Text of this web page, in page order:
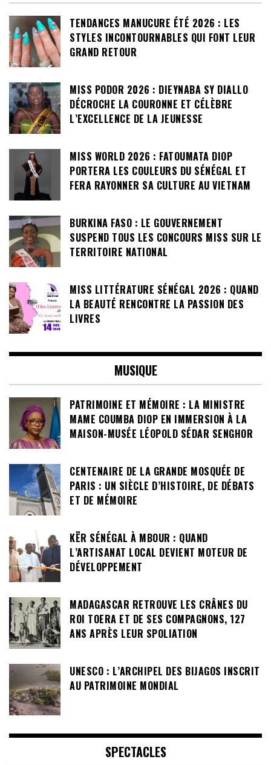
TENDANCES MANUCURE ÉTÉ 2026 : LES
STYLES INCONTOURNABLES QUI FONT LEUR
GRAND RETOUR
MISS PODOR 2026 : DIEYNABA SY DIALLO
DÉCROCHE LA COURONNE ET CÉLÈBRE
L’EXCELLENCE DE LA JEUNESSE
MISS WORLD 2026 : FATOUMATA DIOP
PORTERA LES COULEURS DU SÉNÉGAL ET
FERA RAYONNER SA CULTURE AU VIETNAM
BURKINA FASO : LE GOUVERNEMENT
SUSPEND TOUS LES CONCOURS MISS SUR LE
TERRITOIRE NATIONAL
MISS LITTÉRATURE SÉNÉGAL 2026 : QUAND
LA BEAUTÉ RENCONTRE LA PASSION DES
LIVRES
MUSIQUE
PATRIMOINE ET MÉMOIRE : LA MINISTRE
MAME COUMBA DIOP EN IMMERSION À LA
MAISON-MUSÉE LÉOPOLD SÉDAR SENGHOR
CENTENAIRE DE LA GRANDE MOSQUÉE DE
PARIS : UN SIÈCLE D’HISTOIRE, DE DÉBATS
ET DE MÉMOIRE
KËR SÉNÉGAL À MBOUR : QUAND
L’ARTISANAT LOCAL DEVIENT MOTEUR DE
DÉVELOPPEMENT
MADAGASCAR RETROUVE LES CRÂNES DU
ROI TOERA ET DE SES COMPAGNONS, 127
ANS APRÈS LEUR SPOLIATION
UNESCO : L’ARCHIPEL DES BIJAGOS INSCRIT
AU PATRIMOINE MONDIAL
SPECTACLES